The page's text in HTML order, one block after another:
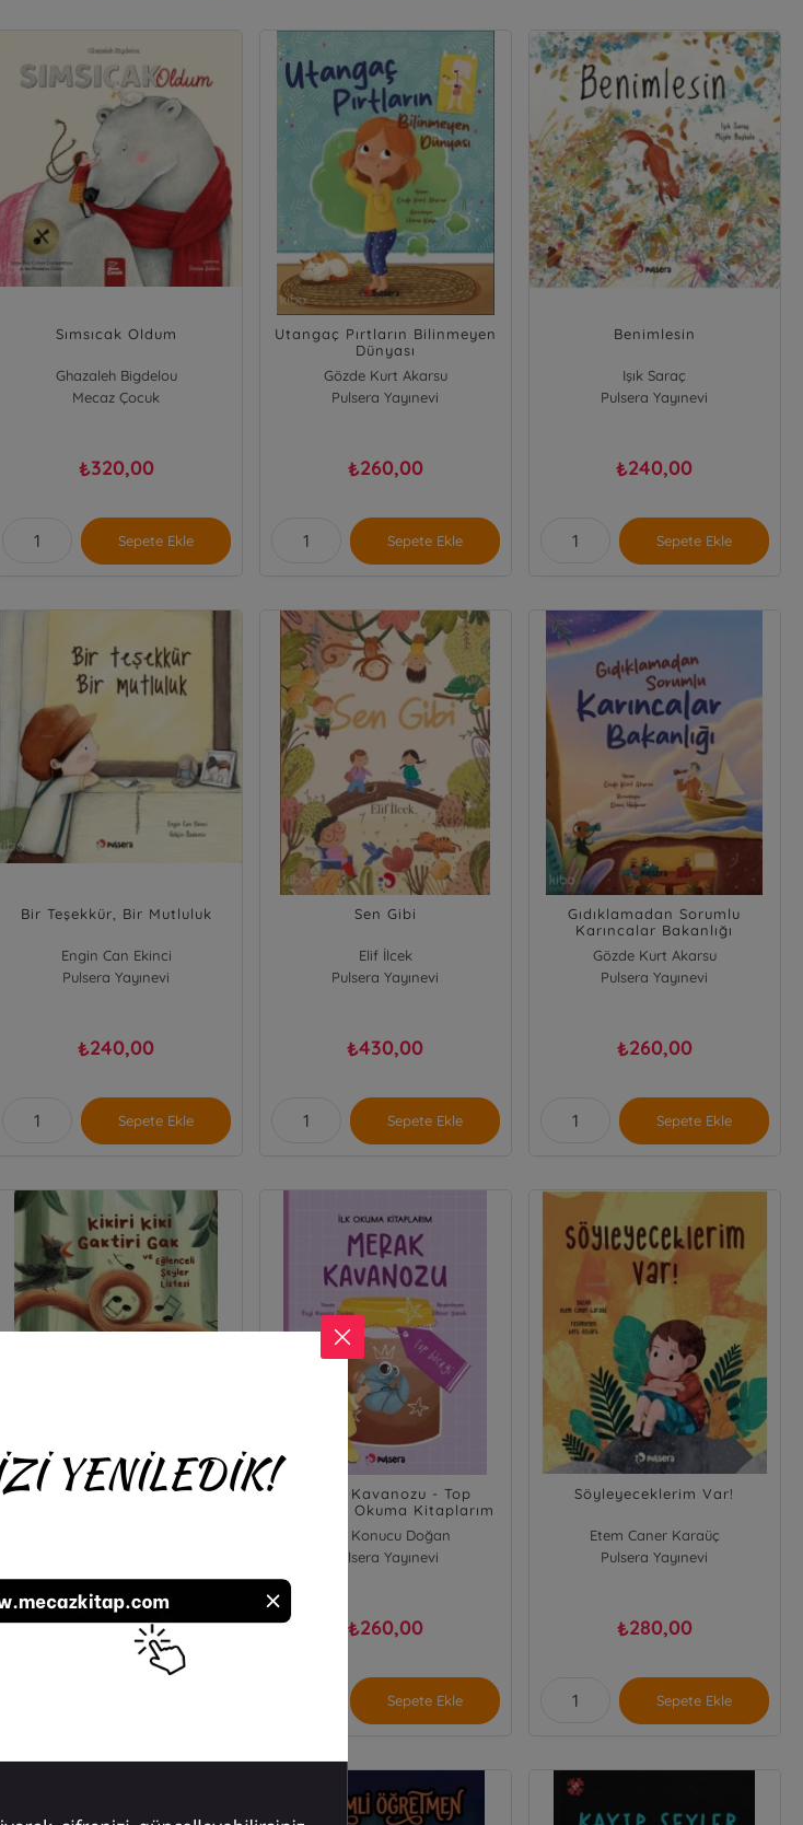
Sımsıcak Oldum
Ghazaleh Bigdelou
Mecaz Çocuk
₺320,00
Sepete Ekle
Utangaç Pırtların Bilinmeyen
Dünyası
Gözde Kurt Akarsu
Pulsera Yayınevi
₺260,00
Sepete Ekle
Benimlesin
Işık Saraç
Pulsera Yayınevi
₺240,00
Sepete Ekle
Bir Teşekkür, Bir Mutluluk
Engin Can Ekinci
Pulsera Yayınevi
₺240,00
Sepete Ekle
Sen Gibi
Elif İlcek
Pulsera Yayınevi
₺430,00
Sepete Ekle
Gıdıklamadan Sorumlu
Karıncalar Bakanlığı
Gözde Kurt Akarsu
Pulsera Yayınevi
₺260,00
Sepete Ekle
Kikiri Kiki, Gaktiri Gak ve
₺280,00
Merak Kavanozu - Top
Böceği;İlk Okuma Kitaplarım
Ezgi Konucu Doğan
Pulsera Yayınevi
₺260,00
Sepete Ekle
Söyleyeceklerim Var!
Etem Caner Karaüç
Pulsera Yayınevi
₺280,00
Sepete Ekle